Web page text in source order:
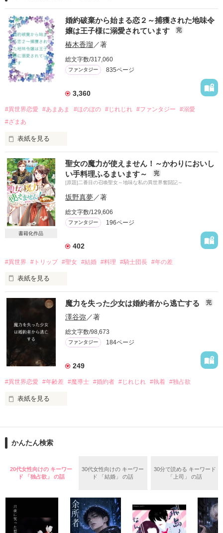
婚約破棄から始まる恋２～捕獲された地味令
嬢は王子様に溺愛されています
完
椿木香瑠／著
総文字数/317,060
ファンタジー 835ページ
3,360
#異世界恋愛 #あまあま #ほのぼの #じれじれ #ファンタジー
#溺愛
#ざまあ
表紙を見る
同名タイトルの続編です。
恋心に鈍感な侯爵令嬢フローラと見目麗しき第三王子レイニー
の恋物語。
書籍化作品
聖女の魔力が使えません！～かわりにおいし
い手料理ふるまいます～
完
[原題]二番目の召喚聖女～地味な私の異世界奮闘記～
坂野真夢／著
総文字数/129,606
ファンタジー 196ページ
402
#異世界 #トリップ #聖女 #結婚 #料理 #騎士団長 #年の差
表紙を見る
料理研究家の助手として、
毎日を必死に生きる私
椎名いずみ・二十六歳
ある日、撮影中に事故に遭い、
目覚めたらそこは静謐な神殿だった。
聖女として呼び出されたらしいけれど、
どうやら私、厄介者？
そんな私を拾ってくれたのは、
「私は美人じゃないし、
会話上手でもありません。
でも、あなたの暮らしに寄り添うことはできます」
美しく咲く花にはなれないけれど、
あなたの体を作るお手伝いはできる。
そう、味噌や醤油のように！
更新開始　2019/10/24～2020/1/29
魔力を失った少女は婚約者から逃亡する 完
澤谷弥／著
総文字数/98,673
ファンタジー 184ページ
249
#異世界恋愛 #年齢差 #魔導士 #婚約者 #じれじれ #執着 #独占欲
表紙を見る
力を失った。
ライトはトラヴィスにレインとの婚約破棄をするように頼む。
レインはそっとトラヴィスの元を離れることを決意する――。
かんたん検索
20代女性向けの キーワー
ド 「独占欲」 の話
30代女性向けの キーワー
ド 「結婚」 の話
30分で読める キーワード
「上司」 の話